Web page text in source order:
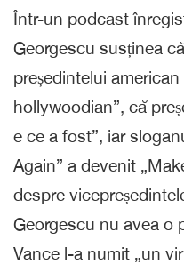
Într-un podcast
Georgescu susținea
președintelui
hollywoodian”, că
e ce a fost”, iar
Again” a devenit
despre
Georgescu nu avea o
Vance l-a numit „un